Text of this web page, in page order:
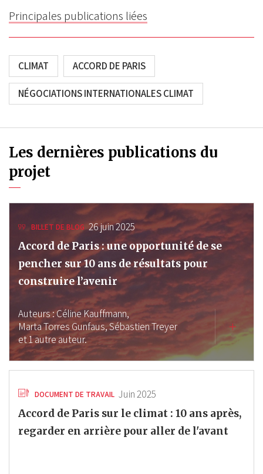
Principales publications liées
CLIMAT ACCORD DE PARIS
NÉGOCIATIONS INTERNATIONALES CLIMAT
Les dernières publications du
projet
BILLET DE BLOG 26 juin 2025
Accord de Paris : une opportunité de se
pencher sur 10 ans de résultats pour
construire l’avenir
Auteurs :Céline Kauffmann,
Marta Torres Gunfaus,Sébastien Treyer
et 1 autre auteur.
DOCUMENT DE TRAVAIL Juin 2025
Accord de Paris sur le climat : 10 ans après,
regarder en arrière pour aller de l'avant